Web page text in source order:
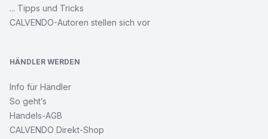
... Tipps und Tricks
CALVENDO-Autoren stellen sich vor
HÄNDLER WERDEN
Info für Händler
So geht’s
Handels-AGB
CALVENDO Direkt-Shop